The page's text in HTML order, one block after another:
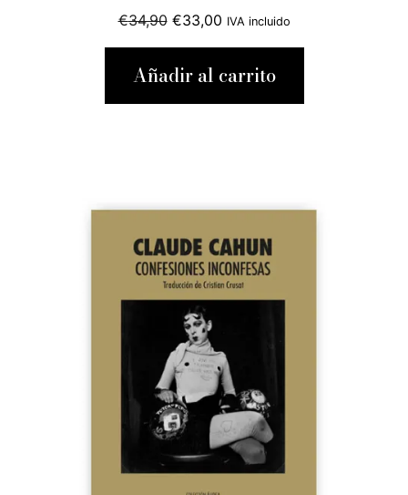
€34,90 El
precio
original
€33,00El
precio
actual
IVA incluido
Añadir al carrito